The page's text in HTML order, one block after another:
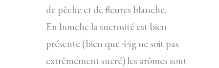
de pêche et de fleures blanche.
En bouche la sucrosité est bien
présente (bien que 44g ne soit pas
extrêmement sucré) les arômes sont